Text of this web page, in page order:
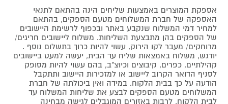
אספקת המוצרים באמצעות שליחים הינה בהתאם לתנאי
האספקה של חברת המשלוחים מטעם הספקים, בהתאם
למחיר דמי המשלוח שנקבע באתר ובכפוף לרשימת היישובים
של הספקים בהן מתבצעת השליחות. משלוח ליישובים חריגים/
מרוחקים/ מעבר לקו הירוק, עשוי להיות כרוך בתשלום נוסף .
יודגש, משלוח באמצאות שליח עד הבית, יעשה למעט ביישובים
קהילתיים, כפרים, קיבוצים וכיוצ"ב, בהם עשוי להיות מסופק
לסניף הדואר הקרוב ליישוב או למזכירות היישוב ותתקבל
הודעה על כך בבית הלקוח. במידה ואין ביכולתה של חברת
המשלוחים מטעם הספקים לבצע את שליחות המשלוח עד
לבית הלקוח, לרבות באזורים המוגבלים לגישה מבחינה